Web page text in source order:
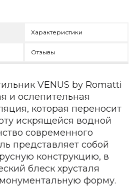
и комплектация по вашему
Характеристики
Отзывы
VENUS by Romatti
и ослепительная
которая переносит
искрящейся водной
современного
представляет собой
конструкцию, в
блеск хрусталя
форму.